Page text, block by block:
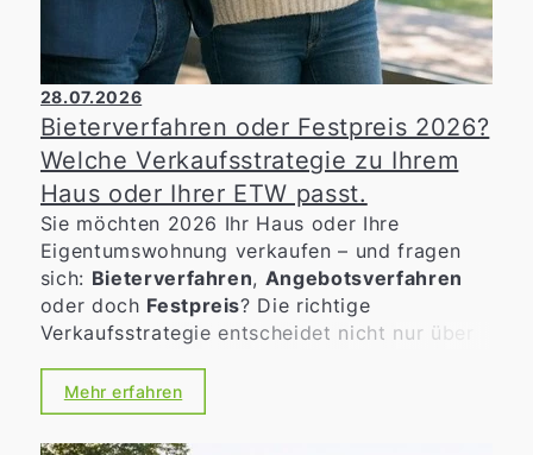
28.07.2026
Bieterverfahren oder Festpreis 2026?
Welche Verkaufsstrategie zu Ihrem
Haus oder Ihrer ETW passt.
Sie möchten 2026 Ihr Haus oder Ihre
Eigentumswohnung verkaufen – und fragen
sich: Bieterverfahren, Angebotsverfahren
oder doch Festpreis? Die richtige
Verkaufsstrategie entscheidet nicht nur über
Tempo, Verlässlichkeit und die Art der
Kaufinteressenten. Gerade in bewegten
Märkten lohnt sich eine nüchterne, gut
Mehr erfahren